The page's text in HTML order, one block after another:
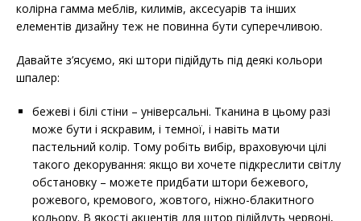
колірна гамма меблів, килимів, аксесуарів та інших
елементів дизайну теж не повинна бути суперечливою.
Давайте з’ясуємо, які штори підійдуть під деякі кольори
шпалер:
бежеві і білі стіни – універсальні. Тканина в цьому разі
може бути і яскравим, і темної, і навіть мати
пастельний колір. Тому робіть вибір, враховуючи цілі
такого декорування: якщо ви хочете підкреслити світлу
обстановку – можете придбати штори бежевого,
рожевого, кремового, жовтого, ніжно-блакитного
кольору. В якості акцентів для штор підійдуть червоні,